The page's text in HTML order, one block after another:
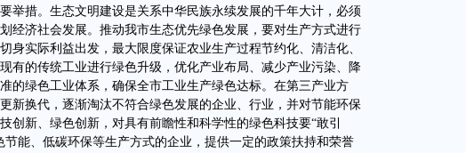
措。生态文明建设是关系中华民族永续发展的千年大计，必须
经济社会发展。推动我市生态优先绿色发展，要对生产方式进行
身实际利益出发，最大限度保证农业生产过程节约化、清洁化、
有的传统工业进行绿色升级，优化产业布局、减少产业污染、降
的绿色工业体系，确保全市工业生产绿色达标。在第三产业方
新换代，逐渐淘汰不符合绿色发展的企业、行业，并对节能环保
创新、绿色创新，对具有前瞻性和科学性的绿色科技要“敢引
节能、低碳环保等生产方式的企业，提供一定的政策扶持和荣誉